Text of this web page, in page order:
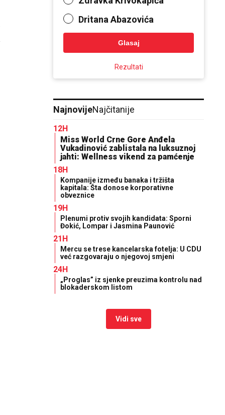
Dritana Abazovića
Glasaj
Rezultati
NajnovijeNajčitanije
12H
Miss World Crne Gore Anđela
Vukadinović zablistala na luksuznoj
jahti: Wellness vikend za pamćenje
18H
Kompanije između banaka i tržišta
kapitala: Šta donose korporativne
obveznice
19H
Plenumi protiv svojih kandidata: Sporni
Đokić, Lompar i Jasmina Paunović
21H
Mercu se trese kancelarska fotelja: U CDU
već razgovaraju o njegovoj smjeni
24H
„Proglas” iz sjenke preuzima kontrolu nad
blokaderskom listom
Vidi sve